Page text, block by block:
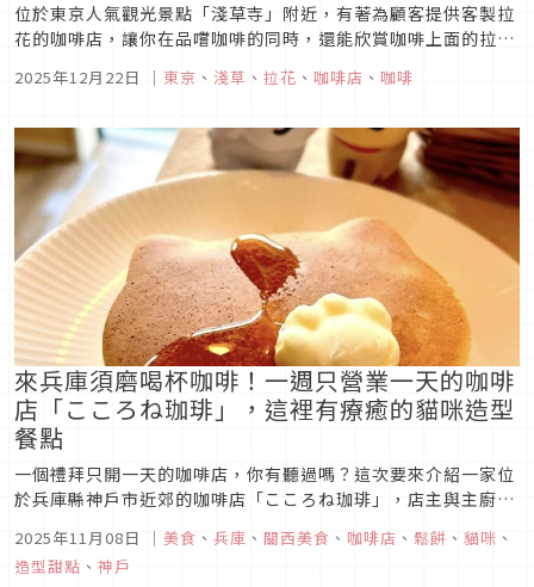
位於東京人氣觀光景點「淺草寺」附近，有著為顧客提供客製拉
花的咖啡店，讓你在品嚐咖啡的同時，還能欣賞咖啡上面的拉花
圖案，而且這個拉花圖案除了可繪製2D 平面拉花，就連立體3D
拉花也難不倒店員，透過店員們的巧手，能把顧客喜愛的圖案一
2025年12月22日 ｜ 東京 、 淺草 、 拉花 、 咖啡店 、 咖啡
來兵庫須磨喝杯咖啡！一週只營業一天的咖啡
店「こころね珈琲」，這裡有療癒的貓咪造型
餐點
一個禮拜只開一天的咖啡店，你有聽過嗎？這次要來介紹一家位
於兵庫縣神戶市近郊的咖啡店「こころね珈琲」，店主與主廚是
型有關的餐點呢！這家店為什麼只營業一天？又有哪些造型餐
點？就讓我們一起來探索這家有趣的咖啡店吧！
2025年11月08日 ｜ 美食 、 兵庫 、 關西美食 、 咖啡店 、 鬆餅 、 貓咪 、
造型甜點 、 神戶